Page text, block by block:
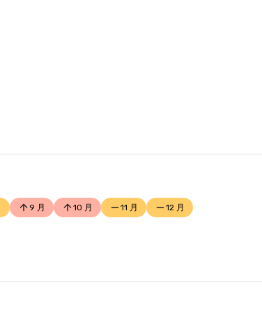
9 月 10 月 11 月 12 月